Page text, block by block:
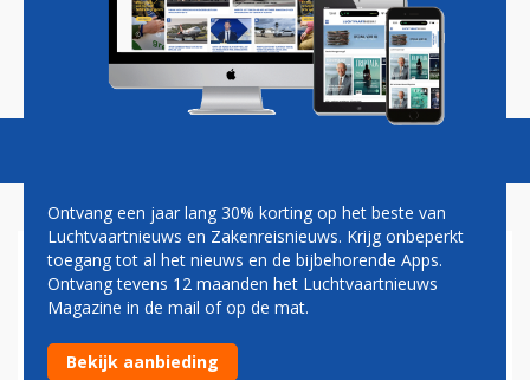
Magazine Podcasts Vacatures
AIRBUS HAALT AIR SENEGAL
BINNEN ALS NIEUWE KLANT
VOOR A220
Ontvang een jaar lang 30% korting op het beste van
Luchtvaartnieuws en Zakenreisnieuws. Krijg onbeperkt
toegang tot al het nieuws en de bijbehorende Apps.
Ontvang tevens 12 maanden het Luchtvaartnieuws
Magazine in de mail of op de mat.
Bekijk aanbieding